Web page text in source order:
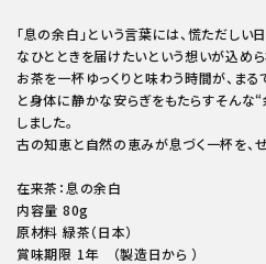
「息の余白」という言葉には、慌ただしい
なひとときを届けたいという想いが込めら
お茶を一杯ゆっくりと味わう時間が、ま
と身体に静かな安らぎをもたらす――そん
しました。
古の知恵と自然の恵みが息づく一杯を、ぜ
在来茶：息の余白
内容量 80g
原材料 緑茶（日本）
賞味期限 1年 （製造日から ）